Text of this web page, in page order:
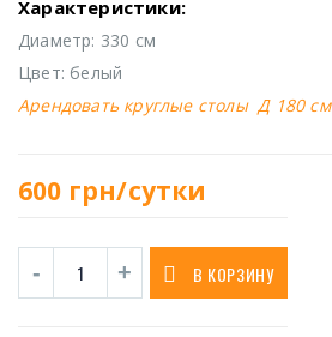
Характеристики:
Диаметр: 330 см
Цвет: белый
Арендовать круглые столы Д 180 см
600 грн/сутки
В КОРЗИНУ